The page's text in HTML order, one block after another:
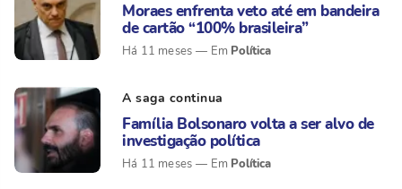
Moraes enfrenta veto até em bandeira
de cartão “100% brasileira”
Há 11 meses Política
A saga continua
Família Bolsonaro volta a ser alvo de
investigação política
Há 11 meses Política